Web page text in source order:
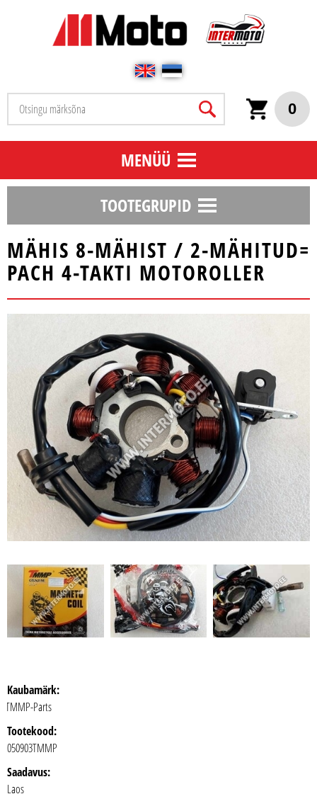
0
MENÜÜ
TOOTEGRUPID
MÄHIS 8-MÄHIST / 2-MÄHITUD=
PACH 4-TAKTI MOTOROLLER
Kaubamärk:
TMMP-Parts
Tootekood:
050903TMMP
Saadavus:
Laos